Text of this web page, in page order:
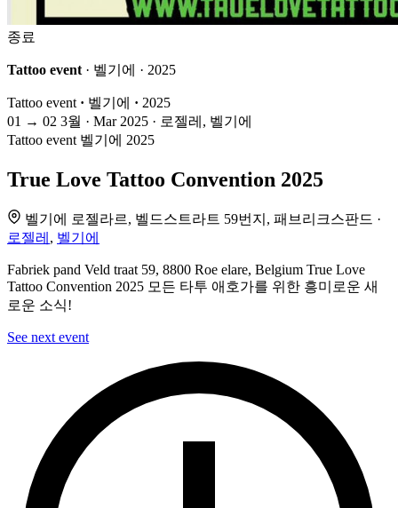
종료
Tattoo event · 벨기에 · 2025
Tattoo event · 벨기에 · 2025
01 → 02 3월 · Mar 2025 · 로젤레, 벨기에
Tattoo event 벨기에 2025
True Love Tattoo Convention 2025
벨기에 로젤라르, 벨드스트라트 59번지, 패브리크스판드 ·
로젤레 , 벨기에
Fabriek pand Veld traat 59, 8800 Roe elare, Belgium True Love
Tattoo Convention 2025 모든 타투 애호가를 위한 흥미로운 새
로운 소식!
See next event